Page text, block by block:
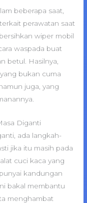
beberapa saat,
perawatan saat
wiper mobil
waspada buat
betul. Hasilnya,
bukan cuma
juga, yang
Diganti
ada langkah-
jika itu masih pada
cuci kaca yang
kandungan
bakal membantu
menghambat